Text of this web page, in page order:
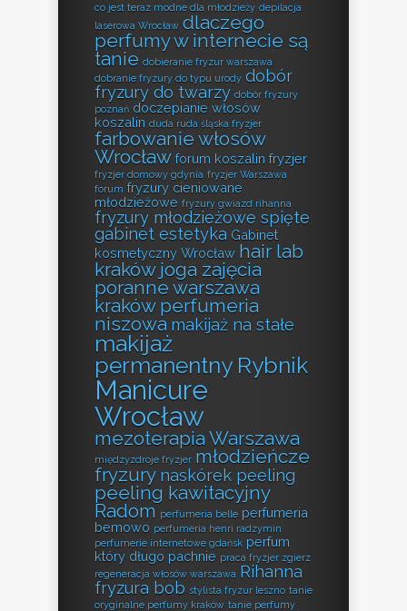
co jest teraz modne dla młodzieży depilacja
laserowa Wrocław dlaczego
perfumy w internecie są
tanie dobieranie fryzur warszawa
dobranie fryzury do typu urody dobór
fryzury do twarzy dobór fryzury
poznań doczepianie włosów
koszalin duda ruda śląska fryzjer
farbowanie włosów
Wrocław forum koszalin fryzjer
fryzjer domowy gdynia fryzjer Warszawa
forum fryzury cieniowane
młodzieżowe fryzury gwiazd rihanna
fryzury młodzieżowe spięte
gabinet estetyka Gabinet
kosmetyczny Wrocław hair lab
kraków joga zajęcia
poranne warszawa
kraków perfumeria
niszowa makijaż na stałe
makijaż
permanentny Rybnik
Manicure
Wrocław
mezoterapia Warszawa
międzyzdroje fryzjer młodzieńcze
fryzury naskórek peeling
peeling kawitacyjny
Radom perfumeria belle perfumeria
bemowo perfumeria henri radzymin
perfumerie internetowe gdańsk perfum
który długo pachnie praca fryzjer zgierz
regeneracja włosów warszawa Rihanna
fryzura bob stylista fryzur leszno tanie
oryginalne perfumy kraków tanie perfumy